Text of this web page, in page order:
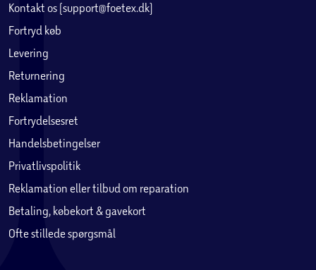
Kontakt os (support@foetex.dk)
Fortryd køb
Levering
Returnering
Reklamation
Fortrydelsesret
Handelsbetingelser
Privatlivspolitik
Reklamation eller tilbud om reparation
Betaling, købekort & gavekort
Ofte stillede spørgsmål